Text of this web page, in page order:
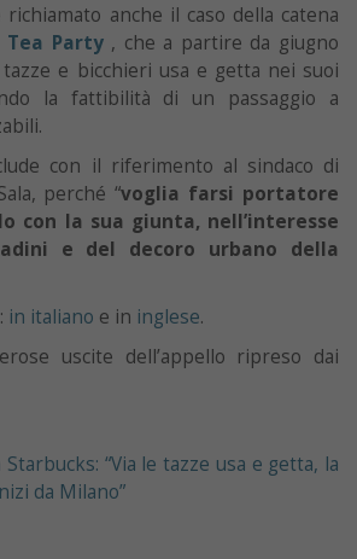
anche il caso della catena
Tea Party, che a partire da giugno
e bicchieri usa e getta nei suoi
la fattibilità di un passaggio a
con il riferimento al sindaco di
perché “voglia farsi portatore
con la sua giunta, nell’interesse
e del decoro urbano della
in italiano e in inglese.
uscite dell’appello ripreso dai
“Via le tazze usa e getta, la
da Milano”